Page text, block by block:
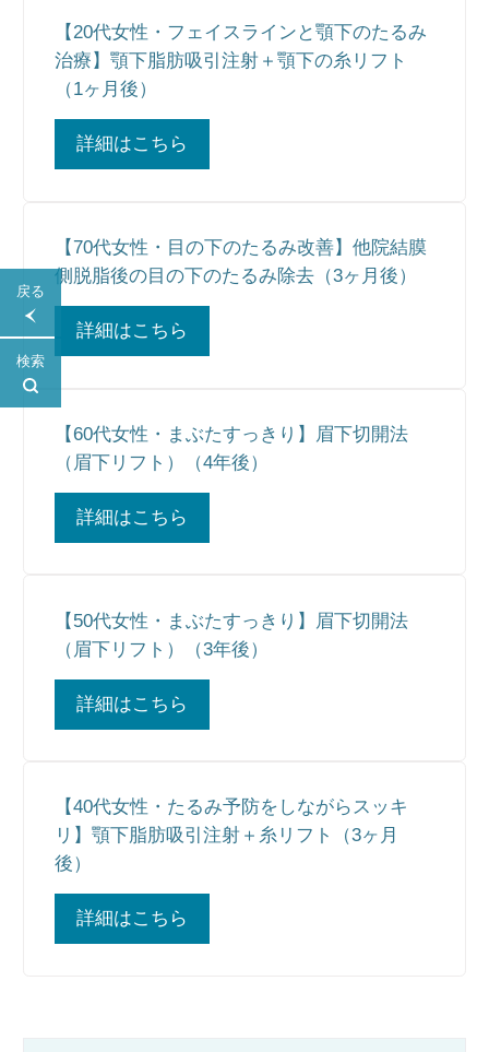
戻る
検索
【20代女性・フェイスラインと顎下のたるみ
治療】顎下脂肪吸引注射＋顎下の糸リフト
（1ヶ月後）
詳細はこちら
【70代女性・目の下のたるみ改善】他院結膜
側脱脂後の目の下のたるみ除去（3ヶ月後）
詳細はこちら
【60代女性・まぶたすっきり】眉下切開法
（眉下リフト）（4年後）
詳細はこちら
【50代女性・まぶたすっきり】眉下切開法
（眉下リフト）（3年後）
詳細はこちら
【40代女性・たるみ予防をしながらスッキ
リ】顎下脂肪吸引注射＋糸リフト（3ヶ月
後）
詳細はこちら